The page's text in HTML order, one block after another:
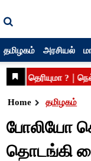
தமிழகம் அரசியல்
Home தமிழகம்
போலியோ
தொடங்கி